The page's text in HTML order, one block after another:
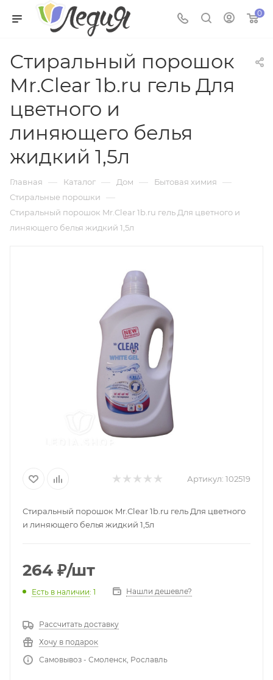
0
Стиральный порошок
Mr.Clear 1b.ru гель Для
цветного и
линяющего белья
жидкий 1,5л
Главная — Каталог — Дом — Бытовая химия —
Стиральные порошки —
Стиральный порошок Mr.Clear 1b.ru гель Для цветного и
линяющего белья жидкий 1,5л
Артикул: 102519
Стиральный порошок Mr.Clear 1b.ru гель Для цветного
и линяющего белья жидкий 1,5л
264 ₽/шт
Есть в наличии: 1 Нашли дешевле?
Рассчитать доставку
Хочу в подарок
Самовывоз - Смоленск, Рославль